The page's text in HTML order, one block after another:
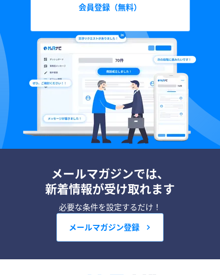
会員登録（無料）
メールマガジンでは、
新着情報が受け取れます
必要な条件を設定するだけ！
メールマガジン登録